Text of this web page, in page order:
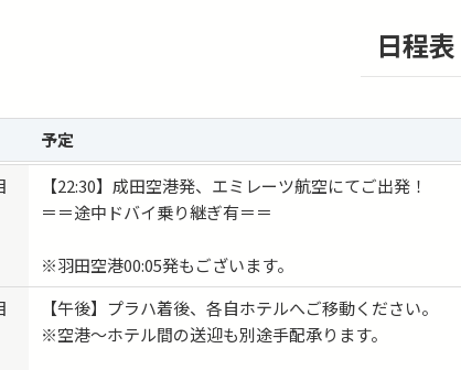
日程表
予定
【22:30】成田空港発、エミレーツ航空にてご出発！
＝＝途中ドバイ乗り継ぎ有＝＝
※羽田空港00:05発もございます。
【午後】プラハ着後、各自ホテルへご移動ください。
※空港〜ホテル間の送迎も別途手配承ります。